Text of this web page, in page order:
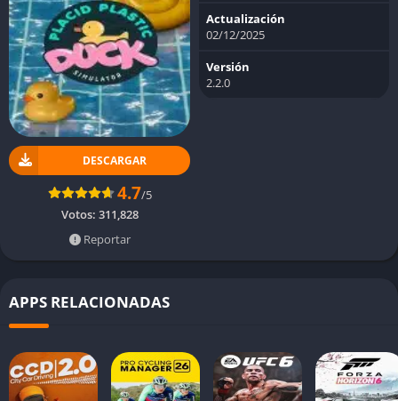
DESCARGAR
4.7/5
Votos: 311,828
Reportar
Actualización
02/12/2025
Versión
2.2.0
APPS RELACIONADAS